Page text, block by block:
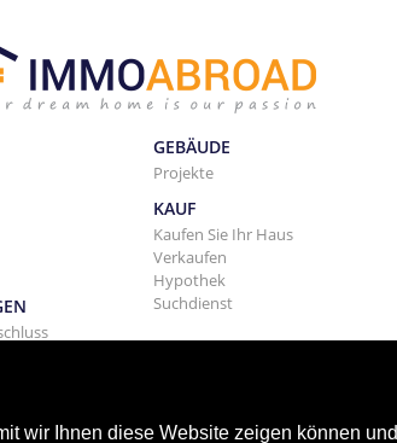
GEBÄUDE
Projekte
KAUF
Kaufen Sie Ihr Haus
Verkaufen
Hypothek
Suchdienst
wir Ihnen diese Website zeigen können und